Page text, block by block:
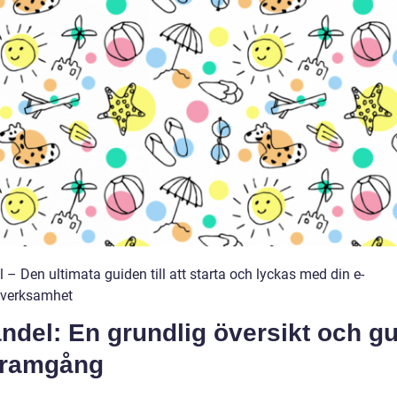
– Den ultimata guiden till att starta och lyckas med din e-
En grundlig översikt och